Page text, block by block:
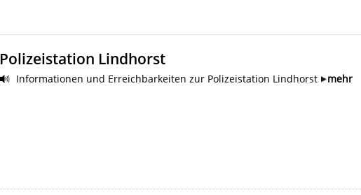
Polizeistation Lindhorst
Informationen und Erreichbarkeiten zur Polizeistation Lindhorst mehr